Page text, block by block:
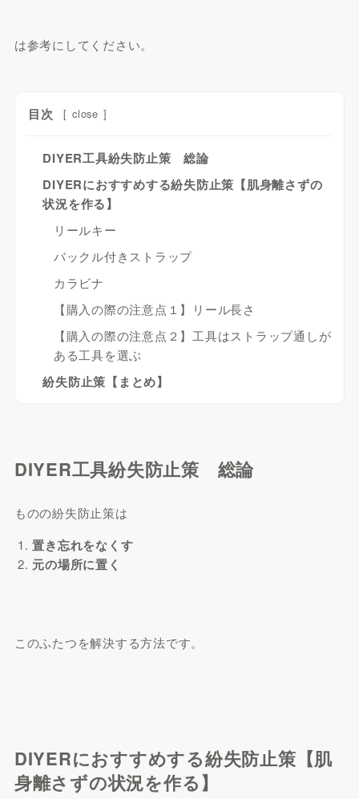
は参考にしてください。
目次 [ close ]
DIYER工具紛失防止策 総論
DIYERにおすすめする紛失防止策【肌身離さずの
状況を作る】
リールキー
バックル付きストラップ
カラビナ
【購入の際の注意点１】リール長さ
【購入の際の注意点２】工具はストラップ通しが
ある工具を選ぶ
紛失防止策【まとめ】
DIYER工具紛失防止策 総論
ものの紛失防止策は
置き忘れをなくす
元の場所に置く
このふたつを解決する方法です。
DIYERにおすすめする紛失防止策【肌
身離さずの状況を作る】